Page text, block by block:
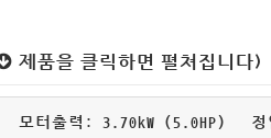
제품을 클릭하면 펼쳐집니다)
모터출력: 3.70kW (5.0HP) 정